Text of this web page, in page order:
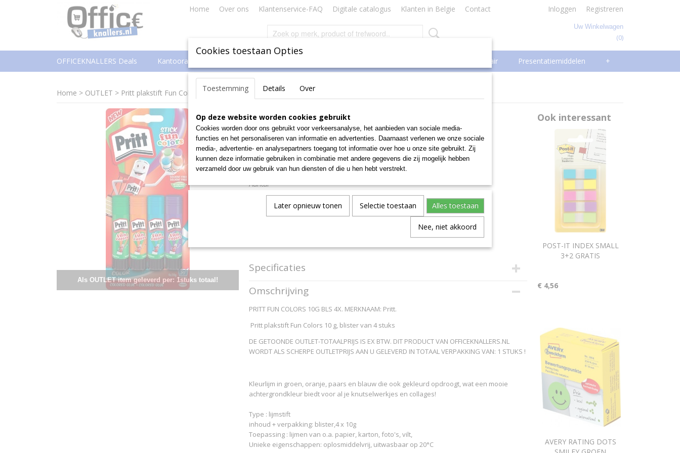
Home Over ons Klantenservice-FAQ Digitale catalogus Klanten in Belgie Contact Inloggen Registreren
Uw Winkelwagen
(0)
OFFICEKNALLERS Deals Kantoorartikelen Facilitair Presentatiemiddelen +
Home > OUTLET > Pritt plakstift Fun Colors 10 g, blister van 4 stuks
Als OUTLET item geleverd per: 1stuks totaal!
Pritt plakstift Fun Colors 10 g,
blister van 4 stuks
€ 6,50
Aantal
Specificaties
Productcode
EAN code
Productcode leverancier
Pritt
Omschrijving
PRITT FUN COLORS 10G BLS 4X. MERKNAAM: Pritt.
Pritt plakstift Fun Colors 10 g, blister van 4 stuks
DE GETOONDE OUTLET-TOTAALPRIJS IS EX BTW. DIT PRODUCT VAN OFFICEKNALLERS.NL
WORDT ALS SCHERPE OUTLETPRIJS AAN U GELEVERD IN TOTAAL VERPAKKING VAN: 1 STUKS !
Kleurlijm in groen, oranje, paars en blauw die ook gekleurd opdroogt, wat een mooie
achtergrondkleur biedt voor al je knutselwerkjes en collages!
Type : lijmstift
inhoud + verpakking: blister,4 x 10g
Toepassing : lijmen van o.a. papier, karton, foto's, vilt,
Unieke eigenschappen: oplosmiddelvrij, uitwasbaar op 20°C
Ook interessant
POST-IT INDEX SMALL
3+2 GRATIS
€ 4,56
AVERY RATING DOTS
Cookies toestaan Opties
Toestemming Details Over
Op deze website worden cookies gebruikt
Cookies worden door ons gebruikt voor verkeersanalyse, het aanbieden van sociale media-
functies en het personaliseren van informatie en advertenties. Daarnaast verlenen we onze sociale
media-, advertentie- en analysepartners toegang tot informatie over hoe u onze site gebruikt. Zij
kunnen deze informatie gebruiken in combinatie met andere gegevens die zij mogelijk hebben
verzameld door uw gebruik van hun diensten of die u hen hebt verstrekt.
Later opnieuw tonen Selectie toestaan Alles toestaan
Nee, niet akkoord